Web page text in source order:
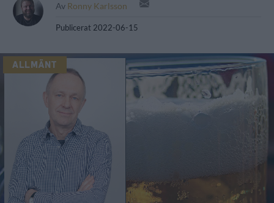
Av Ronny Karlsson
Publicerat 2022-06-15
ALLMÄNT